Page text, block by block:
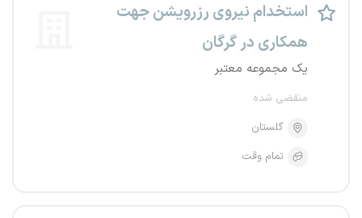
استخدام نیروی رزرویشن جهت
همکاری در گرگان
یک مجموعه معتبر
منقضی شده
گلستان
تمام وقت